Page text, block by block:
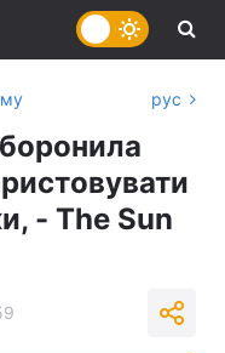
рус
- The Sun